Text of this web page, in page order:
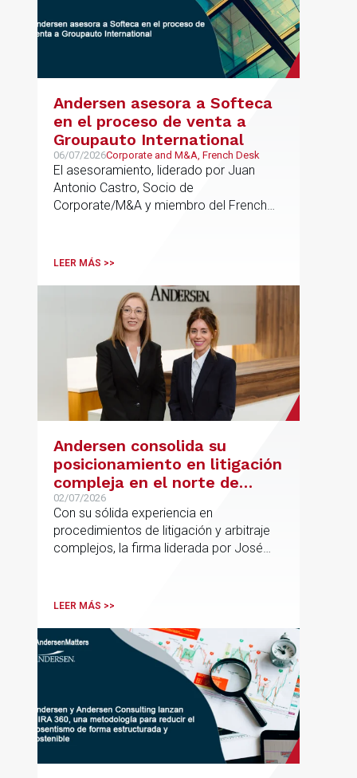
Andersen asesora a Softeca
en el proceso de venta a
Groupauto International
06/07/2026Corporate and M&A, French Desk
El asesoramiento, liderado por Juan
Antonio Castro, Socio de
Corporate/M&A y miembro del French
españolas que combinan los sectores
LEER MÁS >>
Andersen consolida su
posicionamiento en litigación
compleja en el norte de
España con la incorporación
de Rebeca Larena
02/07/2026
Con su sólida experiencia en
procedimientos de litigación y arbitraje
complejos, la firma liderada por José
posicionamiento en asesoramiento
LEER MÁS >>